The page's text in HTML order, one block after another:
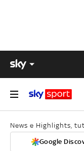
News e Highlights,
Google